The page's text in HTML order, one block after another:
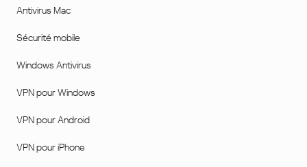
Antivirus Mac
Sécurité mobile
Windows Antivirus
VPN pour Windows
VPN pour Android
VPN pour iPhone